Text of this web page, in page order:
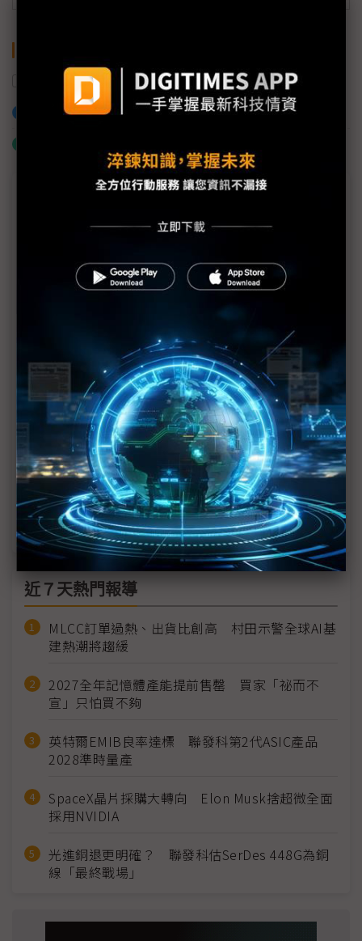
碳中和 鴻海 供應鏈
加入已選取到「關鍵字追蹤」
議題精選－鴻海「鏈」穩日不落帝國
【DIGITIMES供應鏈高峰會】鄧白氏談ESG數據管理
【DIGITIMES供應鏈高峰會】鴻海看見綠色革命 以
【對話鴻海劉揚偉】G2趨勢不可避免 台灣產業下一
波契機？
【對話劉揚偉】談鴻海40年全球布局心法
鴻海、Vedanta投資晶圓廠落腳西印度 鴻海回應期
待三方合作
劉揚偉點出經營面永續挑戰 榮化助半導體供應鏈實
踐ESG
近７天熱門報導
MLCC訂單過熱、出貨比創高 村田示警全球AI基
建熱潮將趨緩
2027全年記憶體產能提前售罄 買家「祕而不
宣」只怕買不夠
英特爾EMIB良率達標 聯發科第2代ASIC產品
2028準時量產
SpaceX晶片採購大轉向 Elon Musk捨超微全面
採用NVIDIA
光進銅退更明確？ 聯發科估SerDes 448G為銅
線「最終戰場」